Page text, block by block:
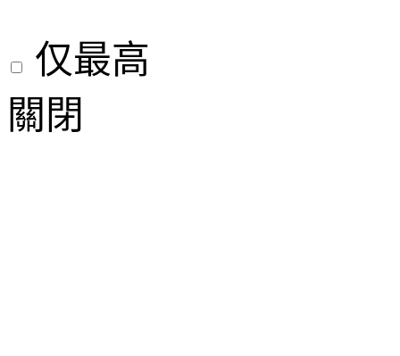
仅最高
關閉